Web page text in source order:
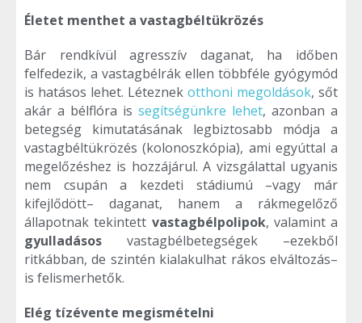
Életet menthet a vastagbéltükrözés
Bár rendkívül agresszív daganat, ha időben
felfedezik, a vastagbélrák ellen többféle gyógymód
is hatásos lehet. Léteznek otthoni megoldások, sőt
akár a bélflóra is segítségünkre lehet, azonban a
betegség kimutatásának legbiztosabb módja a
vastagbéltükrözés (kolonoszkópia), ami egyúttal a
megelőzéshez is hozzájárul. A vizsgálattal ugyanis
nem csupán a kezdeti stádiumú –vagy már
kifejlődött– daganat, hanem a rákmegelőző
állapotnak tekintett vastagbélpolipok, valamint a
gyulladásos vastagbélbetegségek –ezekből
ritkábban, de szintén kialakulhat rákos elváltozás–
is felismerhetők.
Elég tízévente megismételni